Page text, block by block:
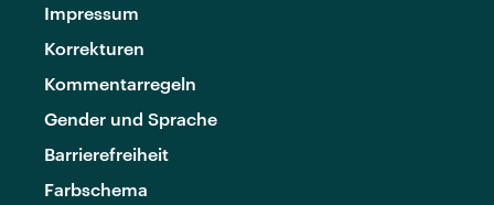
Impressum
Korrekturen
Kommentarregeln
Gender und Sprache
Barrierefreiheit
Farbschema